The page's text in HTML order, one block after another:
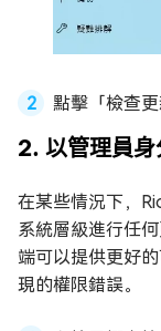
點擊「檢查
2. 以管理員
在某些情況下，
系統層級進行任
端可以提供更好
現的權限錯誤。